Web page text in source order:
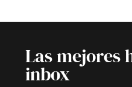
Las mejores
inbox